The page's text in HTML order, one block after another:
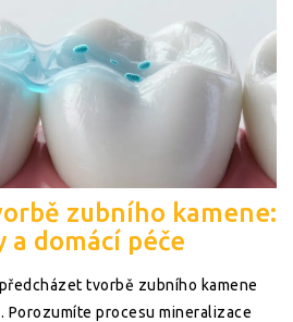
zubního kamene:
a domácí péče
tvorbě zubního kamene
Porozumíte procesu mineralizace